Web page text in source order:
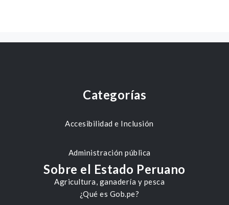
Categorías
Accesibilidad e Inclusión
Administración pública
Agricultura, ganadería y pesca
Sobre el Estado Peruano
¿Qué es Gob.pe?